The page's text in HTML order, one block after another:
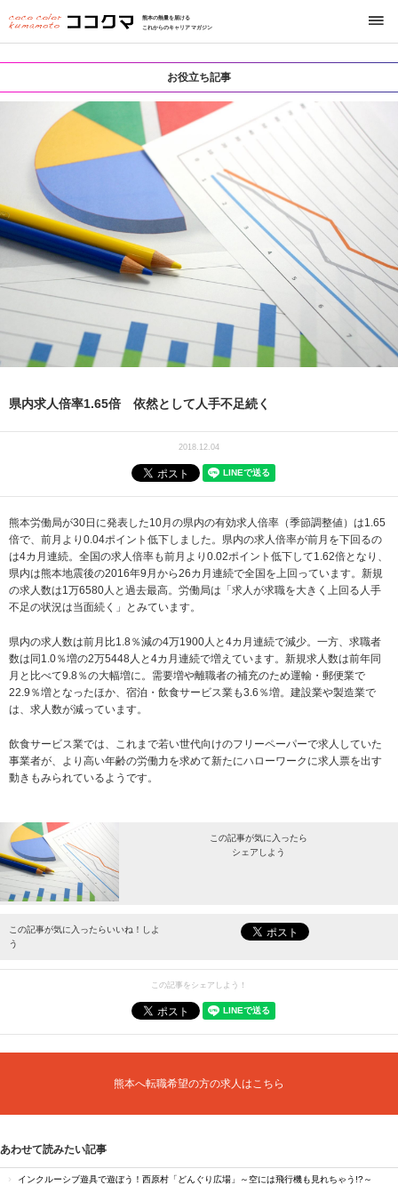
熊本の熱量を届ける
これからのキャリアマガジン
お役立ち記事
県内求人倍率1.65倍 依然として人手不足続く
2018.12.04
熊本労働局が30日に発表した10月の県内の有効求人倍率（季節調整値）は1.65
倍で、前月より0.04ポイント低下しました。県内の求人倍率が前月を下回るの
は4カ月連続。全国の求人倍率も前月より0.02ポイント低下して1.62倍となり、
県内は熊本地震後の2016年9月から26カ月連続で全国を上回っています。新規
の求人数は1万6580人と過去最高。労働局は「求人が求職を大きく上回る人手
不足の状況は当面続く」とみています。
県内の求人数は前月比1.8％減の4万1900人と4カ月連続で減少。一方、求職者
数は同1.0％増の2万5448人と4カ月連続で増えています。新規求人数は前年同
月と比べて9.8％の大幅増に。需要増や離職者の補充のため運輸・郵便業で
22.9％増となったほか、宿泊・飲食サービス業も3.6％増。建設業や製造業で
は、求人数が減っています。
飲食サービス業では、これまで若い世代向けのフリーペーパーで求人していた
事業者が、より高い年齢の労働力を求めて新たにハローワークに求人票を出す
動きもみられているようです。
この記事が気に入ったら
シェアしよう
最新情報をお届けします。
この記事が気に入ったらいいね！しよ
う
この記事をシェアしよう！
熊本へ転職希望の方の求人はこちら
あわせて読みたい記事
インクルーシブ遊具で遊ぼう！西原村「どんぐり広場」～空には飛行機も見れちゃう!?～